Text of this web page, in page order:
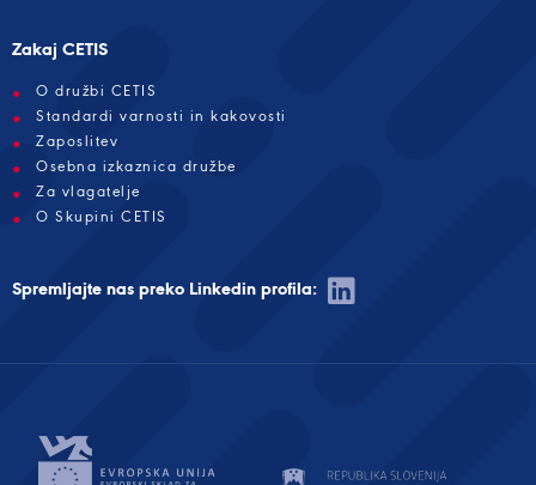
Zakaj CETIS
O družbi CETIS
Standardi varnosti in kakovosti
Zaposlitev
Osebna izkaznica družbe
Za vlagatelje
O Skupini CETIS
Spremljajte nas preko Linkedin profila: